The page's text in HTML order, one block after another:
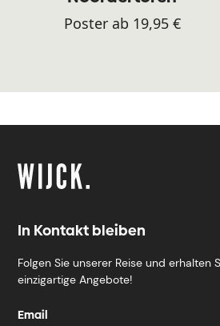
Poster ab 19,95 €
In Kontakt bleiben
Folgen Sie unserer Reise und erhalten
einzigartige Angebote!